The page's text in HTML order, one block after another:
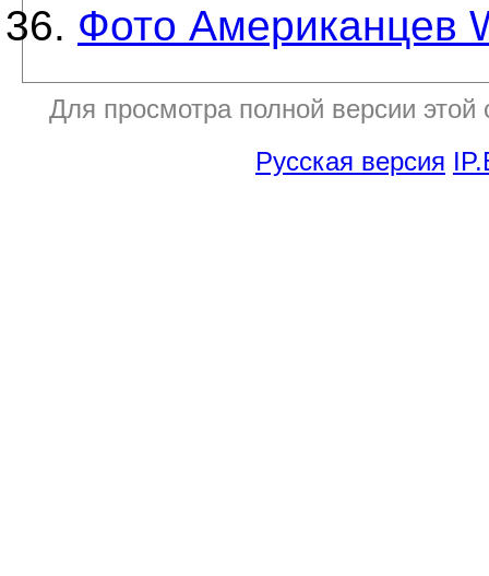
Фото Американцев
Для просмотра полной версии
Русская версия